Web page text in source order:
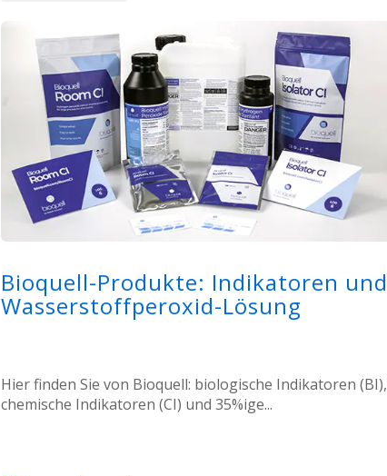
Bioquell-Produkte: Indikatoren und
Wasserstoffperoxid-Lösung
Hier finden Sie von Bioquell: biologische Indikatoren (BI),
chemische Indikatoren (CI) und 35%ige...